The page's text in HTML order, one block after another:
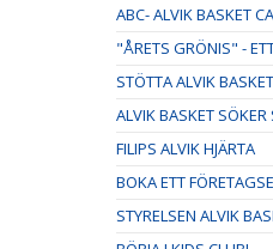
ABC- ALVIK BASKET
"ÅRETS GRÖNIS" -
STÖTTA ALVIK
ALVIK BASKET
FILIPS ALVIK HJÄRTA
BOKA ETT
STYRELSEN ALVIK